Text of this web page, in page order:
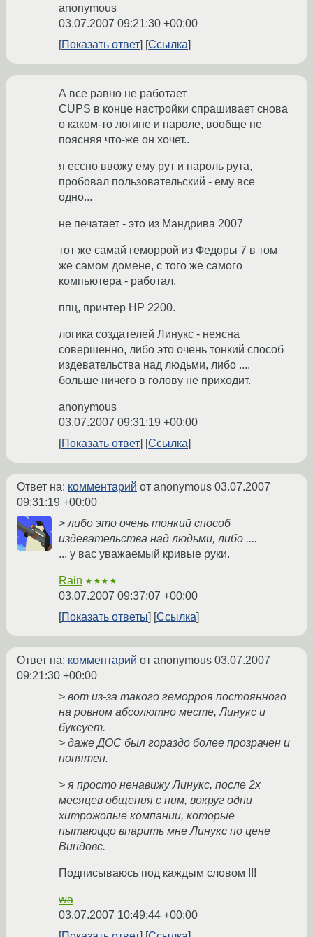
anonymous
03.07.2007 09:21:30 +00:00
Показать ответ
Ссылка
А все равно не работает
CUPS в конце настройки спрашивает снова
о каком-то логине и пароле, вообще не
поясняя что-же он хочет..
я ессно ввожу ему рут и пароль рута,
пробовал пользовательский - ему все
одно...
не печатает - это из Мандрива 2007
тот же самай геморрой из Федоры 7 в том
же самом домене, с того же самого
компьютера - работал.
ппц, принтер HP 2200.
логика создателей Линукс - неясна
совершенно, либо это очень тонкий способ
издевательства над людьми, либо ....
больше ничего в голову не приходит.
anonymous
03.07.2007 09:31:19 +00:00
Показать ответ
Ссылка
Ответ на: комментарий от anonymous 03.07.2007
09:31:19 +00:00
> либо это очень тонкий способ
издевательства над людьми, либо ....
... у вас уважаемый кривые руки.
Rain ★★★★
03.07.2007 09:37:07 +00:00
Показать ответы
Ссылка
Ответ на: комментарий от anonymous 03.07.2007
09:21:30 +00:00
> вот из-за такого геморроя постоянного
на ровном абсолютно месте, Линукс и
буксует.
> даже ДОС был гораздо более прозрачен и
понятен.
> я просто ненавижу Линукс, после 2х
месяцев общения с ним, вокруг одни
хитрожопые компании, которые
пытаюццо впарить мне Линукс по цене
Виндовс.
Подписываюсь под каждым словом !!!
wa
03.07.2007 10:49:44 +00:00